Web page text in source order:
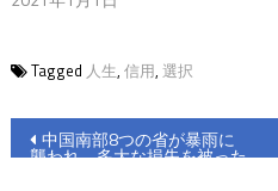
Tagged 人生, 信用, 選択
投中国南部8つの省が暴雨に
襲われ、多大な損失を被った